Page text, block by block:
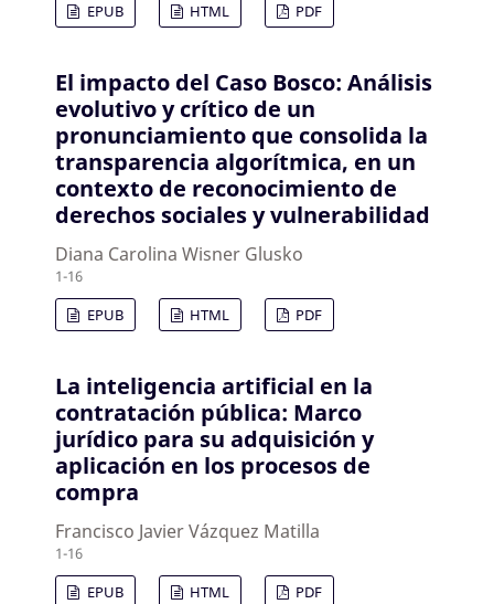
EPUB
HTML PDF
El impacto del Caso Bosco: Análisis
evolutivo y crítico de un
pronunciamiento que consolida la
transparencia algorítmica, en un
contexto de reconocimiento de
derechos sociales y vulnerabilidad
Diana Carolina Wisner Glusko
1-16
EPUB
HTML PDF
La inteligencia artificial en la
contratación pública: Marco
jurídico para su adquisición y
aplicación en los procesos de
compra
Francisco Javier Vázquez Matilla
1-16
EPUB
HTML PDF